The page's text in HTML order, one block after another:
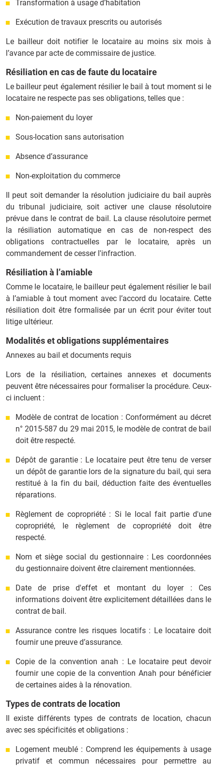
Transformation à usage d’habitation
Exécution de travaux prescrits ou autorisés
Le bailleur doit notifier le locataire au moins six mois à
l’avance par acte de commissaire de justice.
Résiliation en cas de faute du locataire
Le bailleur peut également résilier le bail à tout moment si le
locataire ne respecte pas ses obligations, telles que :
Non-paiement du loyer
Sous-location sans autorisation
Absence d’assurance
Non-exploitation du commerce
Il peut soit demander la résolution judiciaire du bail auprès
du tribunal judiciaire, soit activer une clause résolutoire
prévue dans le contrat de bail. La clause résolutoire permet
la résiliation automatique en cas de non-respect des
obligations contractuelles par le locataire, après un
commandement de cesser l'infraction.
Résiliation à l’amiable
Comme le locataire, le bailleur peut également résilier le bail
à l’amiable à tout moment avec l’accord du locataire. Cette
résiliation doit être formalisée par un écrit pour éviter tout
litige ultérieur.
Modalités et obligations supplémentaires
Annexes au bail et documents requis
Lors de la résiliation, certaines annexes et documents
peuvent être nécessaires pour formaliser la procédure. Ceux-
ci incluent :
Modèle de contrat de location : Conformément au décret
n° 2015-587 du 29 mai 2015, le modèle de contrat de bail
doit être respecté.
Dépôt de garantie : Le locataire peut être tenu de verser
un dépôt de garantie lors de la signature du bail, qui sera
restitué à la fin du bail, déduction faite des éventuelles
réparations.
Règlement de copropriété : Si le local fait partie d'une
copropriété, le règlement de copropriété doit être
respecté.
Nom et siège social du gestionnaire : Les coordonnées
du gestionnaire doivent être clairement mentionnées.
Date de prise d'effet et montant du loyer : Ces
informations doivent être explicitement détaillées dans le
contrat de bail.
Assurance contre les risques locatifs : Le locataire doit
fournir une preuve d’assurance.
Copie de la convention anah : Le locataire peut devoir
fournir une copie de la convention Anah pour bénéficier
de certaines aides à la rénovation.
Types de contrats de location
Il existe différents types de contrats de location, chacun
avec ses spécificités et obligations :
Logement meublé : Comprend les équipements à usage
privatif et commun nécessaires pour permettre au